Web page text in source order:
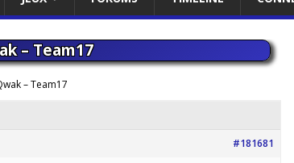
– Team17
– Team17
#181681